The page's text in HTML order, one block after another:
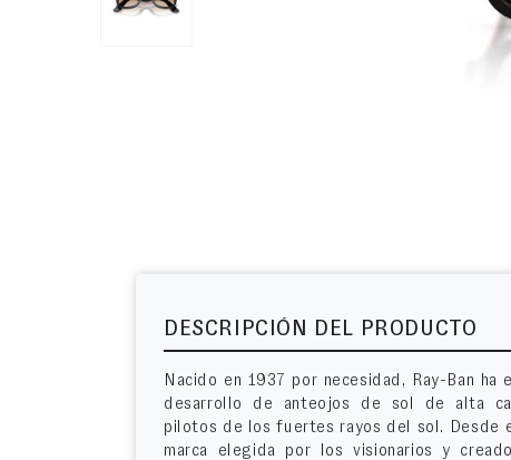
DESCRIPCIÓN DEL PRODUCTO
Nacido en 1937 por necesidad, Ray-Ban ha
desarrollo de anteojos de sol de alta
pilotos de los fuertes rayos del sol. Desde
marca elegida por los visionarios y